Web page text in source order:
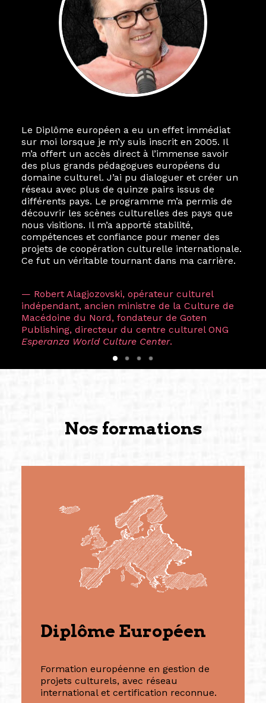
Le Diplôme européen a eu un effet immédiat
sur moi lorsque je m’y suis inscrit en 2005. Il
m’a offert un accès direct à l’immense savoir
des plus grands pédagogues européens du
domaine culturel. J’ai pu dialoguer et créer un
réseau avec plus de quinze pairs issus de
différents pays. Le programme m’a permis de
découvrir les scènes culturelles des pays que
nous visitions. Il m’a apporté stabilité,
compétences et confiance pour mener des
projets de coopération culturelle internationale.
Ce fut un véritable tournant dans ma carrière.
— Robert Alagjozovski, opérateur culturel
indépendant, ancien ministre de la Culture de
Macédoine du Nord, fondateur de Goten
Publishing, directeur du centre culturel ONG
Esperanza World Culture Center.
Nos formations
Diplôme Européen
Formation européenne en gestion de
projets culturels, avec réseau
international et certification reconnue.